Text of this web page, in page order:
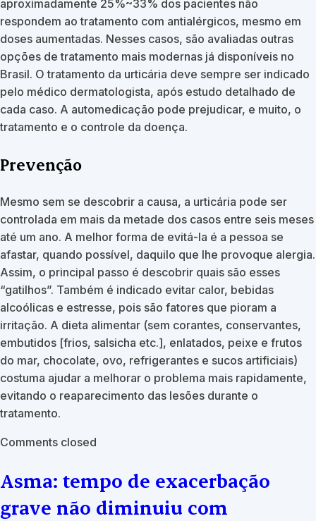
aproximadamente 25%~33% dos pacientes não
respondem ao tratamento com antialérgicos, mesmo em
doses aumentadas. Nesses casos, são avaliadas outras
opções de tratamento mais modernas já disponíveis no
Brasil. O tratamento da urticária deve sempre ser indicado
pelo médico dermatologista, após estudo detalhado de
cada caso. A automedicação pode prejudicar, e muito, o
tratamento e o controle da doença.
Prevenção
Mesmo sem se descobrir a causa, a urticária pode ser
controlada em mais da metade dos casos entre seis meses
até um ano. A melhor forma de evitá-la é a pessoa se
afastar, quando possível, daquilo que lhe provoque alergia.
Assim, o principal passo é descobrir quais são esses
“gatilhos”. Também é indicado evitar calor, bebidas
alcoólicas e estresse, pois são fatores que pioram a
irritação. A dieta alimentar (sem corantes, conservantes,
embutidos [frios, salsicha etc.], enlatados, peixe e frutos
do mar, chocolate, ovo, refrigerantes e sucos artificiais)
costuma ajudar a melhorar o problema mais rapidamente,
evitando o reaparecimento das lesões durante o
tratamento.
Comments closed
Asma: tempo de exacerbação
grave não diminuiu com